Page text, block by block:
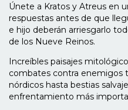
Únete a Kratos y Atreus en
respuestas antes de que
e hijo deberán arriesgarlo
de los Nueve Reinos.
Increíbles paisajes
combates contra enemigos
nórdicos hasta bestias
enfrentamiento más